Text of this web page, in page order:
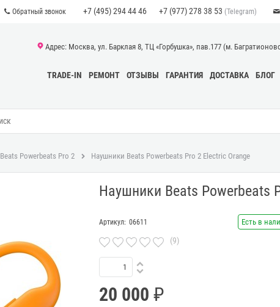
Обратный звонок +7 (495) 294 44 46 +7 (977) 278 38 53 (Telegram)
Адрес: Москва, ул. Барклая 8, ТЦ «Горбушка», пав.177 (м.
TRADE-IN РЕМОНТ ОТЗЫВЫ ГАРАНТИЯ ДОСТАВКА БЛОГ
Beats Powerbeats Pro 2 Наушники Beats Powerbeats Pro 2 Electric Orange
Наушники Beats Powerbeats
Артикул: 06611 Есть в
(9)
20 000